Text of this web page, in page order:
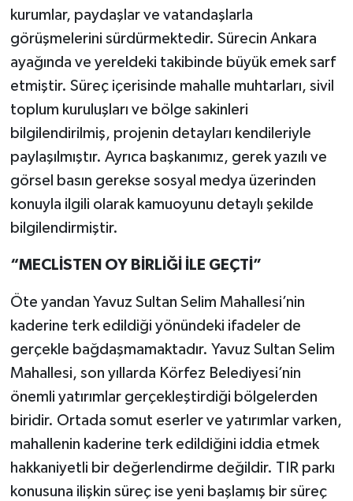
kurumlar, paydaşlar ve vatandaşlarla
görüşmelerini sürdürmektedir. Sürecin Ankara
ayağında ve yereldeki takibinde büyük emek sarf
etmiştir. Süreç içerisinde mahalle muhtarları, sivil
toplum kuruluşları ve bölge sakinleri
bilgilendirilmiş, projenin detayları kendileriyle
paylaşılmıştır. Ayrıca başkanımız, gerek yazılı ve
görsel basın gerekse sosyal medya üzerinden
konuyla ilgili olarak kamuoyunu detaylı şekilde
bilgilendirmiştir.
“MECLİSTEN OY BİRLİĞİ İLE GEÇTİ”
Öte yandan Yavuz Sultan Selim Mahallesi’nin
kaderine terk edildiği yönündeki ifadeler de
gerçekle bağdaşmamaktadır. Yavuz Sultan Selim
Mahallesi, son yıllarda Körfez Belediyesi’nin
önemli yatırımlar gerçekleştirdiği bölgelerden
biridir. Ortada somut eserler ve yatırımlar varken,
mahallenin kaderine terk edildiğini iddia etmek
hakkaniyetli bir değerlendirme değildir. TIR parkı
konusuna ilişkin süreç ise yeni başlamış bir süreç